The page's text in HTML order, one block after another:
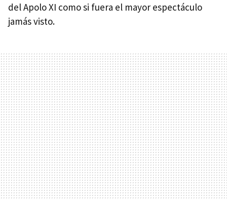
del Apolo XI como si fuera el mayor espectáculo
jamás visto.